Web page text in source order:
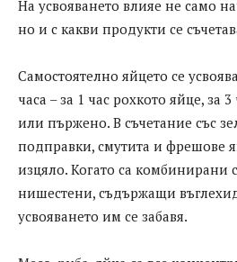
На усвояването влияе не само
но и с какви продукти се
Самостоятелно яйцето се
часа – за 1 час рохкото яйце, за
или пържено. В съчетание със
подправки, смутита и фрешове
изцяло. Когато са комбинирани
нишестени, съдържащи
усвояването им се забавя.